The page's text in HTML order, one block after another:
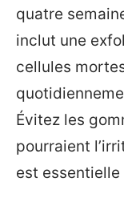
quatre
inclut une
cellules
Évitez les
pourraient
est